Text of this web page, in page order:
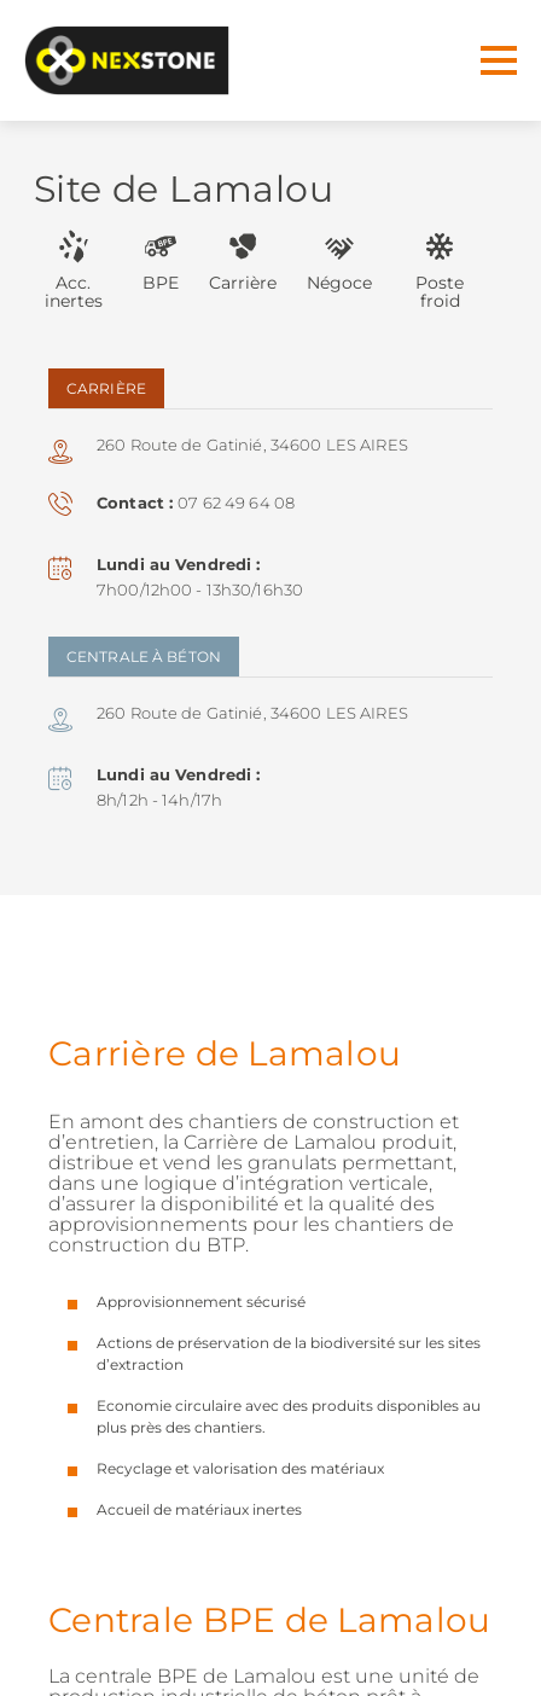
Site de Lamalou
Acc.
inertes
BPE Carrière Négoce
Poste
froid
CARRIÈRE
260 Route de Gatinié, 34600 LES AIRES
Contact 07 62 49 64 08
Lundi au Vendredi
7h00/12h00 - 13h30/16h30
CENTRALE À BÉTON
260 Route de Gatinié, 34600 LES AIRES
Lundi au Vendredi
8h/12h - 14h/17h
Carrière de Lamalou
En amont des chantiers de construction et
d’entretien, la Carrière de Lamalou produit,
distribue et vend les granulats permettant,
dans une logique d’intégration verticale,
d’assurer la disponibilité et la qualité des
approvisionnements pour les chantiers de
construction du BTP.
Approvisionnement sécurisé
Actions de préservation de la biodiversité sur les sites
d’extraction
Economie circulaire avec des produits disponibles au
plus près des chantiers.
Recyclage et valorisation des matériaux
Accueil de matériaux inertes
Centrale BPE de Lamalou
La centrale BPE de Lamalou est une unité de